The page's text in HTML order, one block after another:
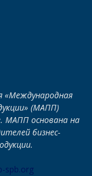
«Международная
(МАПП)
МАПП основана на
бизнес-
spb.org